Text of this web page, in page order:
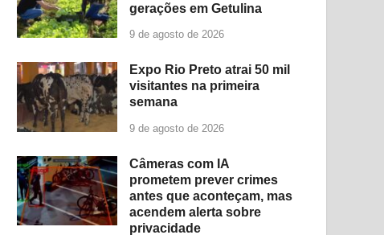
gerações em Getulina
9 de agosto de 2026
Expo Rio Preto atrai 50 mil
visitantes na primeira
semana
9 de agosto de 2026
Câmeras com IA
prometem prever crimes
antes que aconteçam, mas
acendem alerta sobre
privacidade